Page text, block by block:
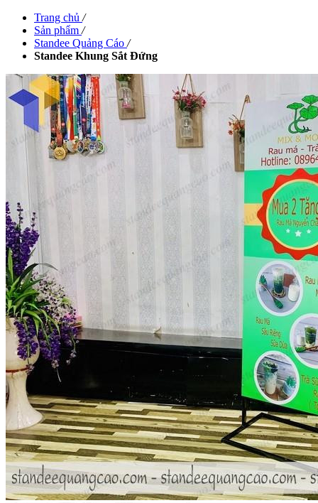
Trang chủ /
Sản phẩm /
Standee Quảng Cáo /
Standee Khung Sắt Đứng